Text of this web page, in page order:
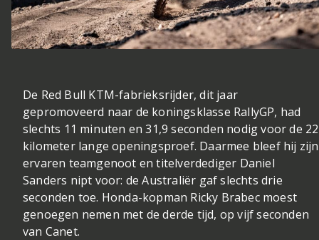
De Red Bull KTM-fabrieksrijder, dit jaar
gepromoveerd naar de koningsklasse RallyGP, had
slechts 11 minuten en 31,9 seconden nodig voor de 22
kilometer lange openingsproef. Daarmee bleef hij zijn
ervaren teamgenoot en titelverdediger Daniel
Sanders nipt voor: de Australiër gaf slechts drie
seconden toe. Honda-kopman Ricky Brabec moest
genoegen nemen met de derde tijd, op vijf seconden
van Canet.